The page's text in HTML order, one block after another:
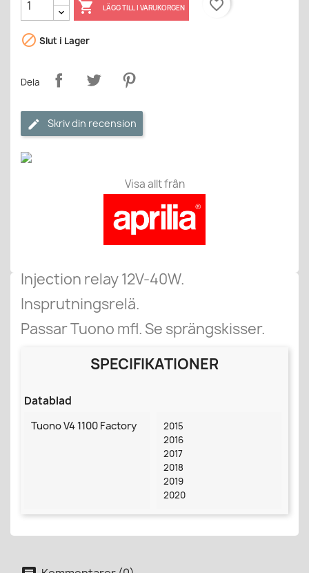
 LÄGG TILL I VARUKORGEN favorite_border
 Slut i Lager
Dela
Skriv din recension
Visa allt från
Injection relay 12V-40W.
Insprutningsrelä.
Passar Tuono mfl. Se sprängskisser.
SPECIFIKATIONER
Datablad
Tuono V4 1100 Factory
2015
2016
2017
2018
2019
2020